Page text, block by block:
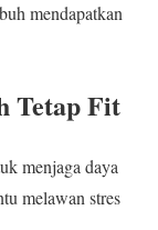
mendapatkan
Tetap Fit
menjaga daya
melawan stres